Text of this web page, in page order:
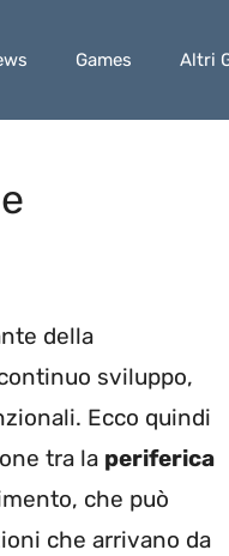
Games Altri
della
sviluppo,
Ecco quindi
tra la periferica
che può
che arrivano da